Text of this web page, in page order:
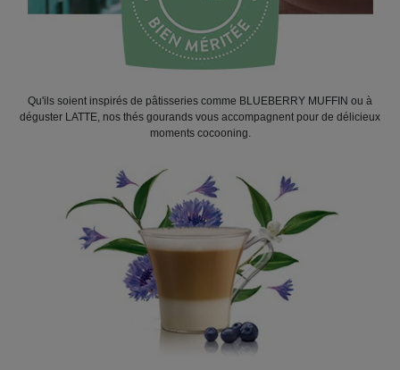
Qu'ils soient inspirés de pâtisseries comme BLUEBERRY MUFFIN ou à
déguster LATTE, nos thés gourands vous accompagnent pour de délicieux
moments cocooning.